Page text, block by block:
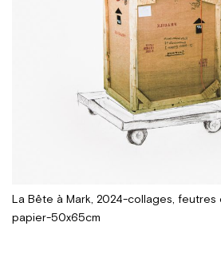
La Bête à Mark, 2024-collages, feutres
papier-50x65cm